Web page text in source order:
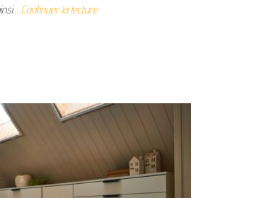
Continuer la lecture